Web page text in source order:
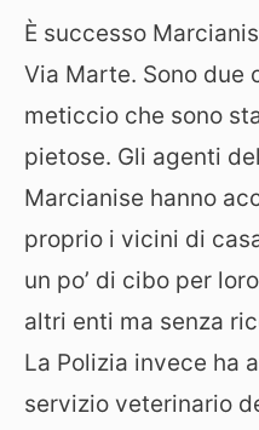
È successo
Via Marte. Sono due
meticcio che sono
pietose. Gli agenti
Marcianise hanno
proprio i vicini di
un po’ di cibo per
altri enti ma senza
La Polizia invece ha
servizio veterinario